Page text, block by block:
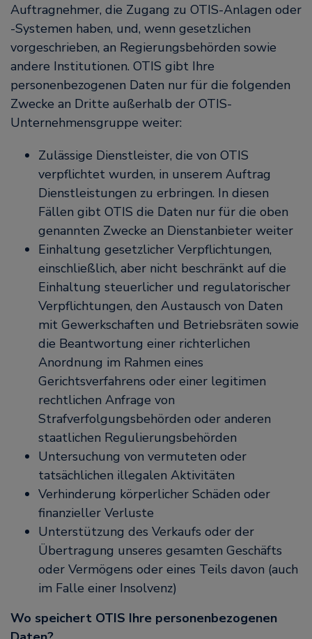
Auftragnehmer, die Zugang zu OTIS-Anlagen oder
-Systemen haben, und, wenn gesetzlichen
vorgeschrieben, an Regierungsbehörden sowie
andere Institutionen. OTIS gibt Ihre
personenbezogenen Daten nur für die folgenden
Zwecke an Dritte außerhalb der OTIS-
Unternehmensgruppe weiter:
Zulässige Dienstleister, die von OTIS
verpflichtet wurden, in unserem Auftrag
Dienstleistungen zu erbringen. In diesen
Fällen gibt OTIS die Daten nur für die oben
genannten Zwecke an Dienstanbieter weiter
Einhaltung gesetzlicher Verpflichtungen,
einschließlich, aber nicht beschränkt auf die
Einhaltung steuerlicher und regulatorischer
Verpflichtungen, den Austausch von Daten
mit Gewerkschaften und Betriebsräten sowie
die Beantwortung einer richterlichen
Anordnung im Rahmen eines
Gerichtsverfahrens oder einer legitimen
rechtlichen Anfrage von
Strafverfolgungsbehörden oder anderen
staatlichen Regulierungsbehörden
Untersuchung von vermuteten oder
tatsächlichen illegalen Aktivitäten
Verhinderung körperlicher Schäden oder
finanzieller Verluste
Unterstützung des Verkaufs oder der
Übertragung unseres gesamten Geschäfts
oder Vermögens oder eines Teils davon (auch
im Falle einer Insolvenz)
Wo speichert OTIS Ihre personenbezogenen